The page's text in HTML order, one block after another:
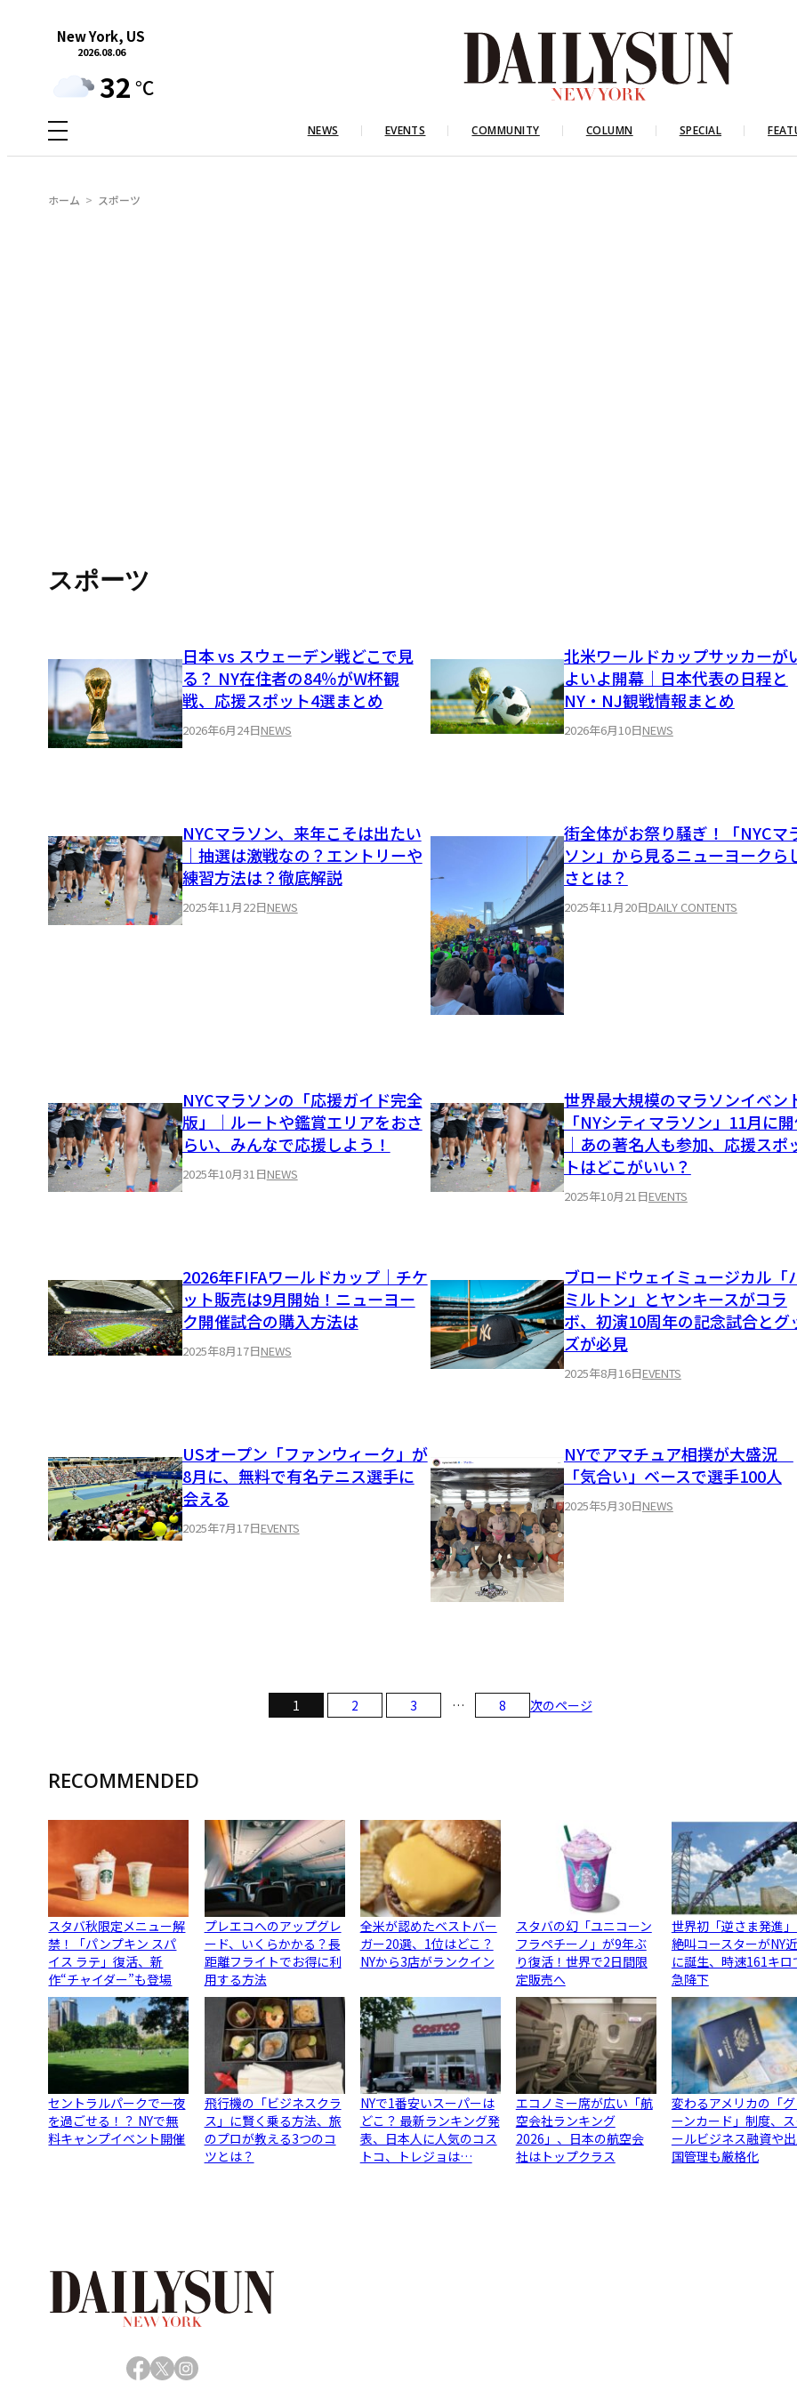
New York, US
2026.08.06
32 °C
NEWS EVENTS COMMUNITY COLUMN SPECIAL
ホーム スポーツ
スポーツ
日本 vs スウェーデン戦どこで見
る？ NY在住者の84％がW杯観
戦、応援スポット4選まとめ
2026年6月24日NEWS
北米ワールドカップサッカーが
よいよ開幕｜日本代表の日程と
NY・NJ観戦情報まとめ
2026年6月10日NEWS
NYCマラソン、来年こそは出たい
｜抽選は激戦なの？エントリーや
練習方法は？徹底解説
2025年11月22日NEWS
街全体がお祭り騒ぎ！「NYCマ
ソン」から見るニューヨークら
さとは？
2025年11月20日DAILY CONTENTS
NYCマラソンの「応援ガイド完全
版」｜ルートや鑑賞エリアをおさ
らい、みんなで応援しよう！
2025年10月31日NEWS
世界最大規模のマラソンイベン
「NYシティマラソン」11月に
｜あの著名人も参加、応援スポ
トはどこがいい？
2025年10月21日EVENTS
2026年FIFAワールドカップ｜チケ
ット販売は9月開始！ニューヨー
ク開催試合の購入方法は
2025年8月17日NEWS
ブロードウェイミュージカル「
ミルトン」とヤンキースがコラ
ボ、初演10周年の記念試合とグ
ズが必見
2025年8月16日EVENTS
USオープン「ファンウィーク」が
8月に、無料で有名テニス選手に
会える
2025年7月17日EVENTS
NYでアマチュア相撲が大盛況
「気合い」ベースで選手100人
2025年5月30日NEWS
1 2 3 … 8 次のページ
RECOMMENDED
スタバ秋限定メニュー解
禁！「パンプキン スパ
イス ラテ」復活、新
作“チャイダー”も登場
プレエコへのアップグレ
ード、いくらかかる？長
距離フライトでお得に利
用する方法
全米が認めたベストバー
ガー20選、1位はどこ？
NYから3店がランクイン
スタバの幻「ユニコーン
フラペチーノ」が9年ぶ
り復活！世界で2日間限
定販売へ
世界初「逆さま発進
絶叫コースターがNY
に誕生、時速161キロ
急降下
セントラルパークで一夜
を過ごせる！？ NYで無
料キャンプイベント開催
飛行機の「ビジネスクラ
ス」に賢く乗る方法、旅
のプロが教える3つのコ
ツとは？
NYで1番安いスーパーは
どこ？ 最新ランキング発
表、日本人に人気のコス
トコ、トレジョは…
エコノミー席が広い「航
空会社ランキング
2026」、日本の航空会
社はトップクラス
変わるアメリカの「
ーンカード」制度、
ールビジネス融資や
国管理も厳格化
Facebook
X Instagram